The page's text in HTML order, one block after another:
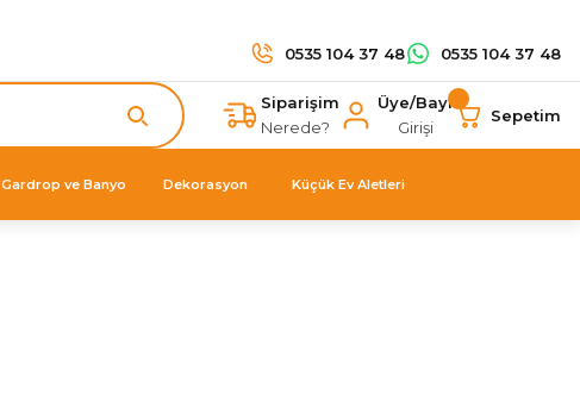
0535 104 37 48 0535 104 37 48
Siparişim
Nerede?
Üye/Bayi
Girişi
Sepetim
Gardrop ve Banyo Dekorasyon Küçük Ev Aletleri